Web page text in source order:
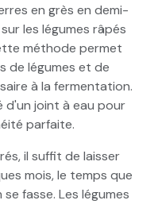
en grès en demi-
les légumes râpés
méthode permet
de légumes et de
à la fermentation.
d'un joint à eau pour
parfaite.
il suffit de laisser
mois, le temps que
fasse. Les légumes